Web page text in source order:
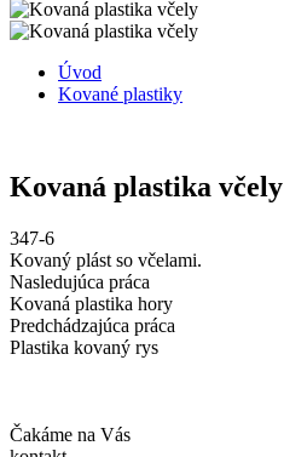
Úvod
Kované plastiky
Kovaná plastika včely
347-6
Kovaný plást so včelami.
Nasledujúca práca
Kovaná plastika hory
Predchádzajúca práca
Plastika kovaný rys
Čakáme na Vás